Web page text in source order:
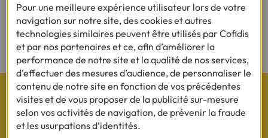
vue d'une acceptation définitive.
(2) Sous réserve d’acceptation de votre dossier et à l’issue du délai légal de
rétractation.
Les actualités Cofidis
Pour une meilleure expérience utilisateur lors de votre
navigation sur notre site, des cookies et autres
technologies similaires peuvent être utilisés par Cofidis
et par nos partenaires et ce, afin d’améliorer la
performance de notre site et la qualité de nos services,
d’effectuer des mesures d’audience, de personnaliser le
contenu de notre site en fonction de vos précédentes
visites et de vous proposer de la publicité sur-mesure
selon vos activités de navigation, de prévenir la fraude
et les usurpations d’identités.